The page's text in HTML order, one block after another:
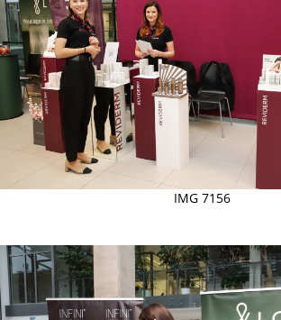
IMG 7156